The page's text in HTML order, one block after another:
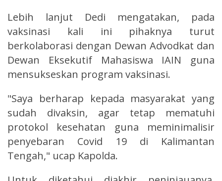
Lebih lanjut Dedi mengatakan, pada
vaksinasi kali ini pihaknya turut
berkolaborasi dengan Dewan Advodkat dan
Dewan Eksekutif Mahasiswa IAIN guna
mensukseskan program vaksinasi.
"Saya berharap kepada masyarakat yang
sudah divaksin, agar tetap mematuhi
protokol kesehatan guna meminimalisir
penyebaran Covid 19 di Kalimantan
Tengah," ucap Kapolda.